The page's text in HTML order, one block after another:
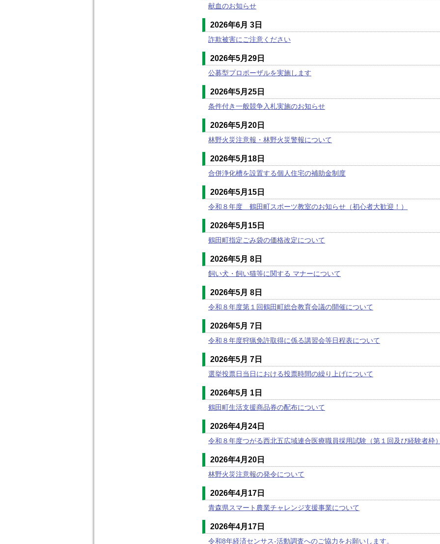
献血のお知らせ
2026年6月 3日
詐欺被害にご注意ください
2026年5月29日
公募型プロポーザルを実施します
2026年5月25日
条件付き一般競争入札実施のお知らせ
2026年5月20日
林野火災注意報・林野火災警報について
2026年5月18日
合併浄化槽を設置する個人住宅の補助金制度
2026年5月15日
令和８年度 鶴田町スポーツ教室のお知らせ（初心者大歓迎！）
2026年5月15日
鶴田町指定ごみ袋の価格改定について
2026年5月 8日
飼い犬・飼い猫等に関する マナーについて
2026年5月 8日
令和８年度第１回鶴田町総合教育会議の開催について
2026年5月 7日
令和８年度狩猟免許取得に係る講習会等日程表について
2026年5月 7日
選挙投票日当日における投票時間の繰り上げについて
2026年5月 1日
鶴田町生活支援商品券の配布について
2026年4月24日
令和８年度つがる西北五広域連合医療職員採用試験（第１回及び経験者枠
2026年4月20日
林野火災注意報の発令について
2026年4月17日
青森県スマート農業チャレンジ支援事業について
2026年4月17日
令和8年経済センサス-活動調査へのご協力をお願いします。